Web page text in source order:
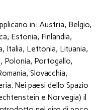
in: Austria, Belgio,
Estonia, Finlandia,
Italia, Lettonia, Lituania,
Polonia, Portogallo,
Slovacchia,
Nei paesi dello Spazio
e Norvegia) il